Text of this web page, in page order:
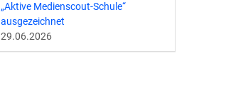
„Aktive Medienscout-Schule“
ausgezeichnet
29.06.2026